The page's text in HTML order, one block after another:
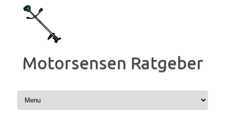
Inhalt
springen
Motorsensen Ratgeber